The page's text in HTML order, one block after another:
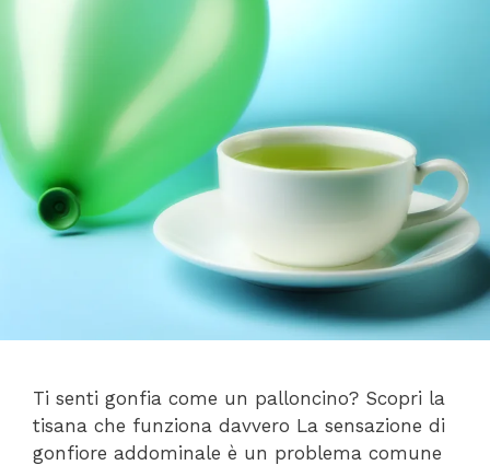
Ti senti gonfia come un palloncino? Scopri la
tisana che funziona davvero La sensazione di
gonfiore addominale è un problema comune